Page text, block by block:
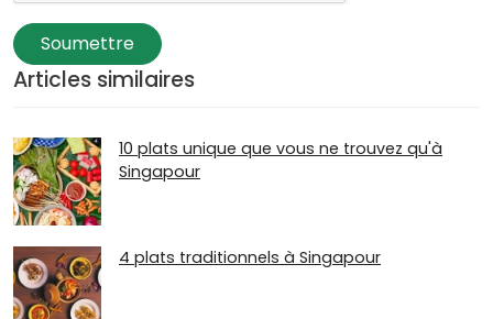
Soumettre
Articles similaires
10 plats unique que vous ne trouvez qu'à
Singapour
4 plats traditionnels à Singapour